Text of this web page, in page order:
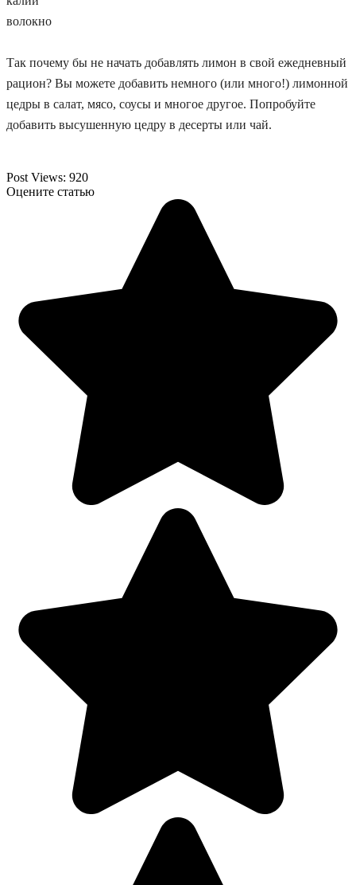
волокно
Так почему бы не начать добавлять лимон в свой ежедневный
рацион? Вы можете добавить немного (или много!) лимонной
цедры в салат, мясо, соусы и многое другое. Попробуйте
добавить высушенную цедру в десерты или чай.
Post Views: 920
Оцените статью